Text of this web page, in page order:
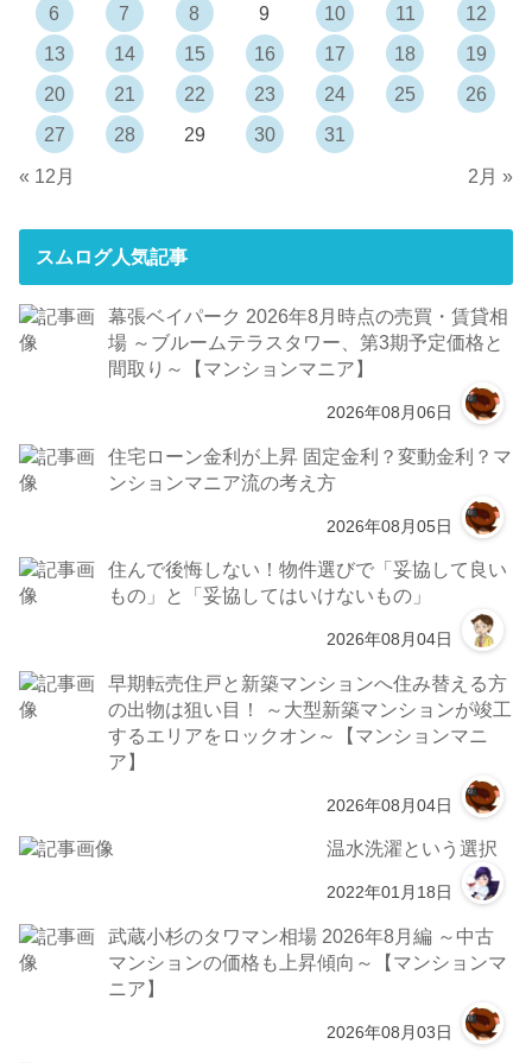
6
7 8 9 10 11
12
13
14 15 16 17 18
19
20
21 22 23 24 25
26
27
28 29 30
31
« 12月
2月 »
スムログ人気記事
幕張ベイパーク 2026年8月時点の売買・賃貸相
場 ～ブルームテラスタワー、第3期予定価格と
間取り～【マンションマニア】
2026年08月06日
住宅ローン金利が上昇 固定金利？変動金利？マ
ンションマニア流の考え方
2026年08月05日
住んで後悔しない！物件選びで「妥協して良い
もの」と「妥協してはいけないもの」
2026年08月04日
早期転売住戸と新築マンションへ住み替える方
の出物は狙い目！ ～大型新築マンションが竣工
するエリアをロックオン～【マンションマニ
ア】
2026年08月04日
温水洗濯という選択
2022年01月18日
武蔵小杉のタワマン相場 2026年8月編 ～中古
マンションの価格も上昇傾向～【マンションマ
ニア】
2026年08月03日